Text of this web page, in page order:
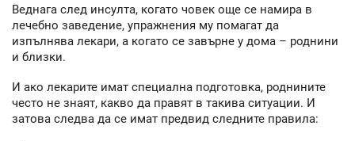
Веднага след инсулта, когато човек още се намира в
лечебно заведение, упражнения му помагат да
изпълнява лекари, а когато се завърне у дома – роднини
и близки.
И ако лекарите имат специална подготовка, роднините
често не знаят, какво да правят в такива ситуации. И
затова следва да се имат предвид следните правила: